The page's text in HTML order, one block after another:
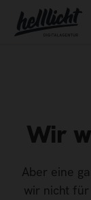
Wir
Aber eine
wir nicht